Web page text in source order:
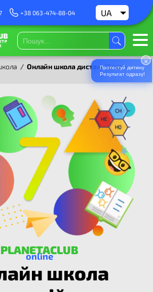
+38 063-474-88-04 UA
RU
/ Онлайн школа дистанційного
PLANETACLUB
online
школа
×
Протестуй дитину
Результат одразу!